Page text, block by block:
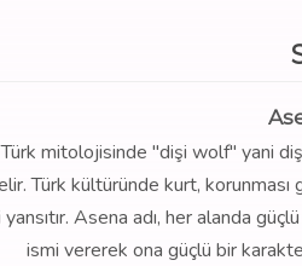
mitolojisinde "dişi wolf" yani
Türk kültüründe kurt, korunması
Asena adı, her alanda
ismi vererek ona güçlü bir